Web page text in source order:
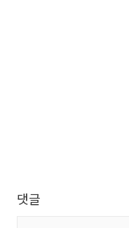
댓글